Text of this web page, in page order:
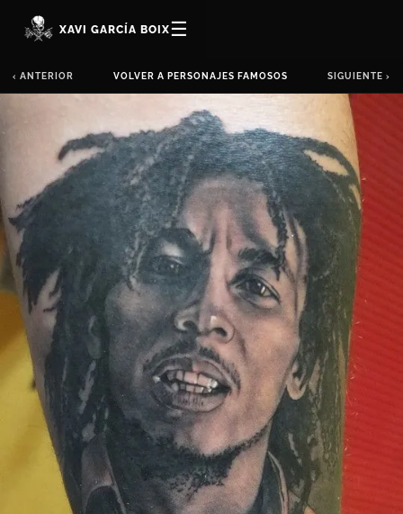
XAVI GARCÍA BOIX☰
‹ ANTERIOR VOLVER A PERSONAJES FAMOSOS SIGUIENTE ›